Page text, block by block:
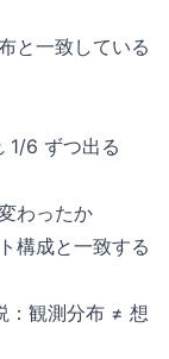
と一致している
1/6 ずつ出る
わったか
構成と一致する
：観測分布 ≠ 想